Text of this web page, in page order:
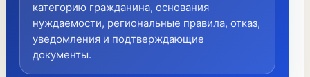
категорию гражданина, основания
нуждаемости, региональные правила, отказ,
уведомления и подтверждающие
документы.